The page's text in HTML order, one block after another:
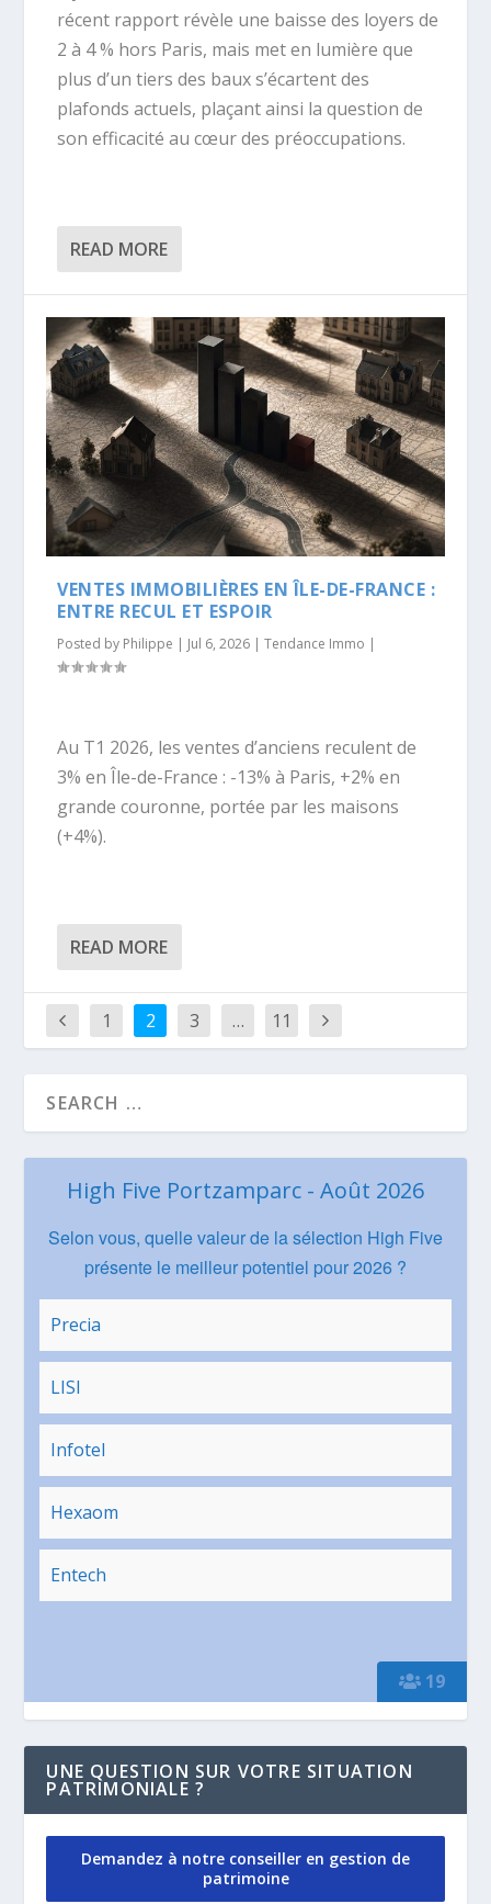
récent rapport révèle une baisse des loyers de
2 à 4 % hors Paris, mais met en lumière que
plus d’un tiers des baux s’écartent des
plafonds actuels, plaçant ainsi la question de
son efficacité au cœur des préoccupations.
READ MORE
VENTES IMMOBILIÈRES EN ÎLE-DE-FRANCE :
ENTRE RECUL ET ESPOIR
Posted by Philippe | Jul 6, 2026 |Tendance Immo |
Au T1 2026, les ventes d’anciens reculent de
3% en Île-de-France : -13% à Paris, +2% en
grande couronne, portée par les maisons
(+4%).
READ MORE
1 2 3 … 11
19
High Five Portzamparc - Août 2026
Selon vous, quelle valeur de la sélection High Five
présente le meilleur potentiel pour 2026 ?
Precia
LISI
Infotel
Hexaom
Entech
UNE QUESTION SUR VOTRE SITUATION
PATRIMONIALE ?
Demandez à notre conseiller en gestion de
patrimoine